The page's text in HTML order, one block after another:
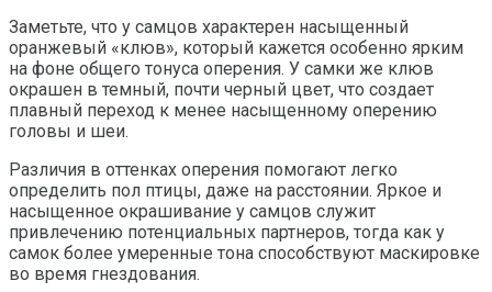
Заметьте, что у самцов характерен насыщенный
оранжевый «клюв», который кажется особенно ярким
на фоне общего тонуса оперения. У самки же клюв
окрашен в темный, почти черный цвет, что создает
плавный переход к менее насыщенному оперению
головы и шеи.
Различия в оттенках оперения помогают легко
определить пол птицы, даже на расстоянии. Яркое и
насыщенное окрашивание у самцов служит
привлечению потенциальных партнеров, тогда как у
самок более умеренные тона способствуют маскировке
во время гнездования.